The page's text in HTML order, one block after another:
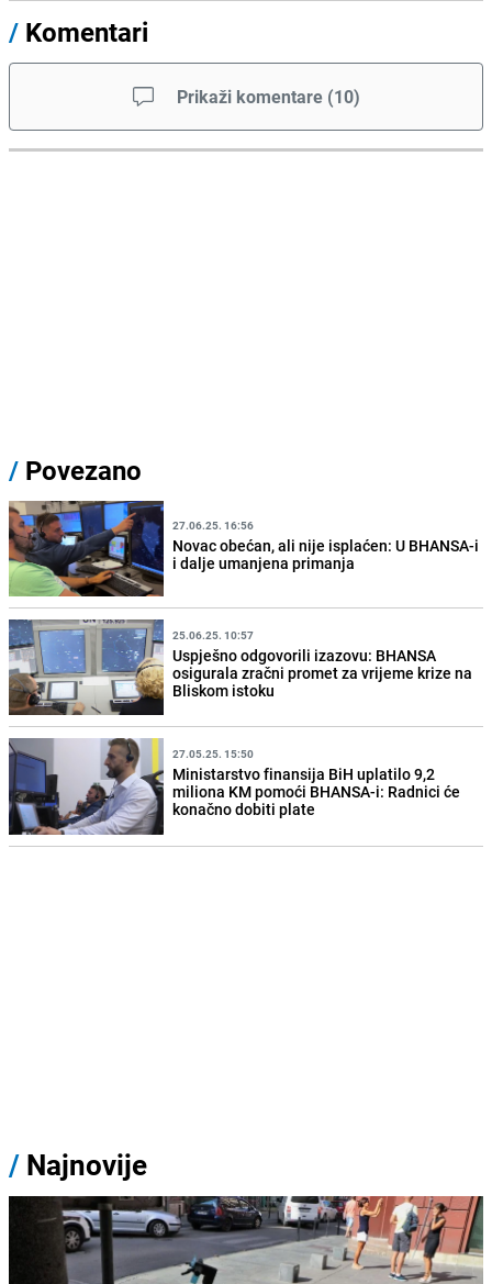
/ Komentari
Prikaži komentare (10)
/ Povezano
27.06.25. 16:56
Novac obećan, ali nije isplaćen: U BHANSA-i
i dalje umanjena primanja
25.06.25. 10:57
Uspješno odgovorili izazovu: BHANSA
osigurala zračni promet za vrijeme krize na
Bliskom istoku
27.05.25. 15:50
Ministarstvo finansija BiH uplatilo 9,2
miliona KM pomoći BHANSA-i: Radnici će
konačno dobiti plate
/ Najnovije